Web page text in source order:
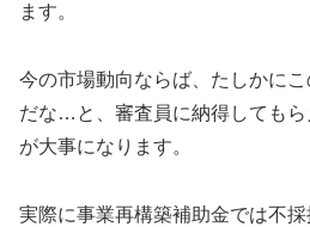
ます。
今の市場動向ならば、たしかに
だな…と、審査員に納得してもら
が大事になります。
実際に事業再構築補助金では不